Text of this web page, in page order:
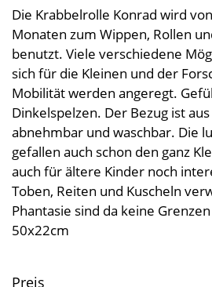
Besondere Extras
Vollholzpflege
Sonderanfertigungen
Möbelprogramme
Couchen & Couchtische
Einzelstücke
Vollholzbetten
Unterbetten
Lattenroste
Tragehilfen
Stillkissen
Schlafsackerl
Kinder- und Babydecken
Kleine Helfer
Zudecken, Polster,
Wäsche, Kleidung
Kinder-Frottierwaren
Schwangerschaft und Geburt
Naturkinderwagen
Leinen & Hanf
Halbleinen
Baumwolle
Flanell, Druck, Satin
Spannleintücher
Nässeschutz
Decken
Baumwolldecken
Kuscheldecken
Schafwolldecken
Leinendecken
Polster
Polsterbezüge
Pyramidenpolster
Entspannungskissen
Duft- & Kräuterkissen
Sitzauflagen
Vorhänge & Meterware
Leben
Teppiche
Schafwollteppiche
Baumwollteppiche
Hocker
Wärmeprodukte
Taschentücher
Geschenkideen
Küche
Geschirrtücher
Brotsackerl
Schürzen
Tischwäsche
Bad
Frottierware
Handtücher
Duschtücher
Waschlappen
Frotteeturban
Saunatücher
Strandtücher
Bademäntel
Badevorleger
Team
News & Messen
Kontakt & Anfahrt
Jobs
Betriebsführung
Anmelden
Die Krabbelrolle Konrad wird
Monaten zum Wippen, Rollen
benutzt. Viele verschiedene
sich für die Kleinen und der
Mobilität werden angeregt.
Dinkelspelzen. Der Bezug ist
abnehmbar und waschbar. Die
gefallen auch schon den ganz
auch für ältere Kinder noch
Toben, Reiten und Kuscheln
Phantasie sind da keine
50x22cm
Preis